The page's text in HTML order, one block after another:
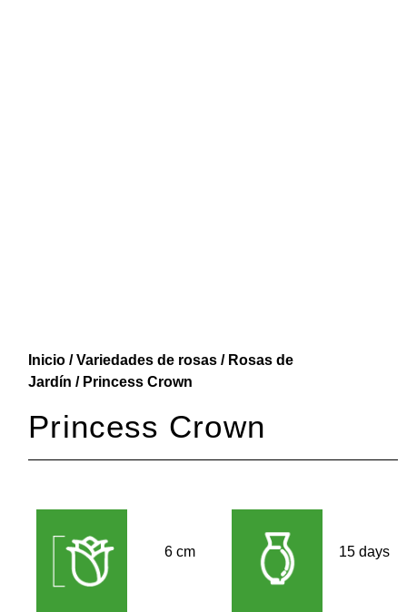
Inicio /Variedades de rosas / Rosas de
Jardín / Princess Crown
Princess Crown
6 cm 15 days